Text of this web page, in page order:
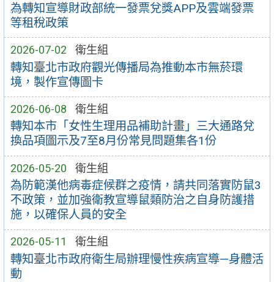
為轉知宣導財政部統一發票兌獎APP及雲端發票
等租稅政策
2026-07-02 衛生組
轉知臺北市政府觀光傳播局為推動本市無菸環
境，製作宣傳圖卡
2026-06-08 衛生組
轉知本市「女性生理用品補助計畫」三大通路兌
換品項圖示及7至8月份常見問題集各1份
2026-05-20 衛生組
為防範漢他病毒症候群之疫情，請共同落實防鼠3
不政策，並加強衛教宣導鼠類防治之自身防護措
施，以確保人員的安全
2026-05-11 衛生組
轉知臺北市政府衛生局辦理慢性疾病宣導—身體活
動